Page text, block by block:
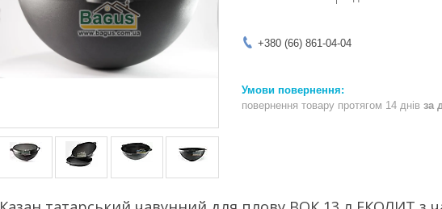
+380 (66) 861-04-04
повернення товару протягом 14 днів за